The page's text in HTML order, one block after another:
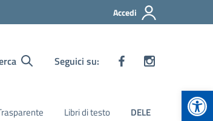
Accedi
Seguici su:
Libri di testo DELE